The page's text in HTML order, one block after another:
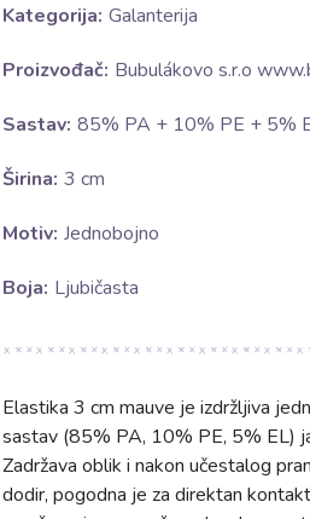
Kategorija: Galanterija
Proizvođač: Bubulákovo s.r.o
Sastav: 85% PA + 10% PE + 5%
Širina: 3 cm
Motiv: Jednobojno
Boja: Ljubičasta
Elastika 3 cm mauve je izdržljiva
sastav (85% PA, 10% PE, 5% EL)
Zadržava oblik i nakon učestalog
dodir, pogodna je za direktan